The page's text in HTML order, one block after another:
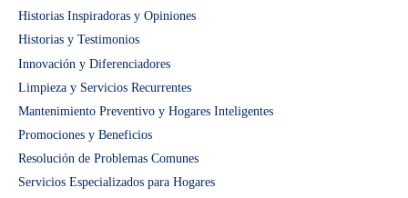
Historias Inspiradoras y Opiniones
Historias y Testimonios
Innovación y Diferenciadores
Limpieza y Servicios Recurrentes
Mantenimiento Preventivo y Hogares Inteligentes
Promociones y Beneficios
Resolución de Problemas Comunes
Servicios Especializados para Hogares